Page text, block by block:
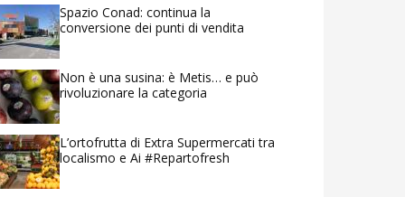
Spazio Conad: continua la
conversione dei punti di vendita
Non è una susina: è Metis… e può
rivoluzionare la categoria
L’ortofrutta di Extra Supermercati tra
localismo e Ai #Repartofresh